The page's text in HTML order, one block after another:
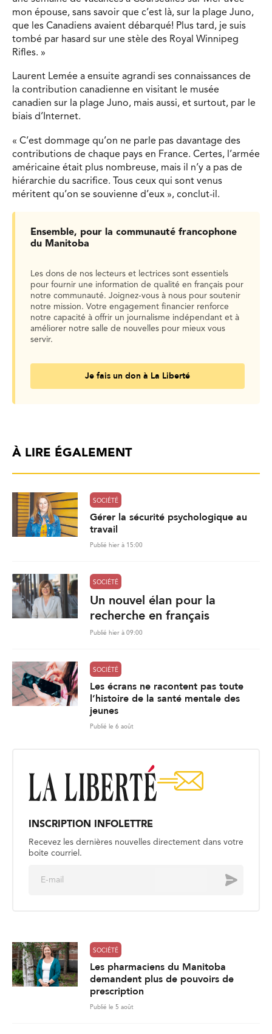
mon épouse, sans savoir que c’est là, sur la plage Juno,
que les Canadiens avaient débarqué! Plus tard, je suis
tombé par hasard sur une stèle des Royal Winnipeg
Rifles. »
Laurent Lemée a ensuite agrandi ses connaissances de
la contribution canadienne en visitant le musée
canadien sur la plage Juno, mais aussi, et surtout, par le
biais d’Internet.
« C’est dommage qu’on ne parle pas davantage des
contributions de chaque pays en France. Certes, l’armée
américaine était plus nombreuse, mais il n’y a pas de
hiérarchie du sacrifice. Tous ceux qui sont venus
méritent qu’on se souvienne d’eux », conclut-il.
Ensemble, pour la communauté francophone
du Manitoba
Les dons de nos lecteurs et lectrices sont essentiels
pour fournir une information de qualité en français pour
notre communauté. Joignez-vous à nous pour soutenir
notre mission. Votre engagement financier renforce
notre capacité à offrir un journalisme indépendant et à
améliorer notre salle de nouvelles pour mieux vous
servir.
Je fais un don à La Liberté
À LIRE ÉGALEMENT
SOCIÉTÉ
Gérer la sécurité psychologique au
travail
Publié hier à 15:00
SOCIÉTÉ
Un nouvel élan pour la
recherche en français
Publié hier à 09:00
SOCIÉTÉ
Les écrans ne racontent pas toute
l’histoire de la santé mentale des
jeunes
Publié le 6 août
INSCRIPTION INFOLETTRE
Recevez les dernières nouvelles directement dans votre
boite courriel.
Envoyer
SOCIÉTÉ
Les pharmaciens du Manitoba
demandent plus de pouvoirs de
prescription
Publié le 5 août